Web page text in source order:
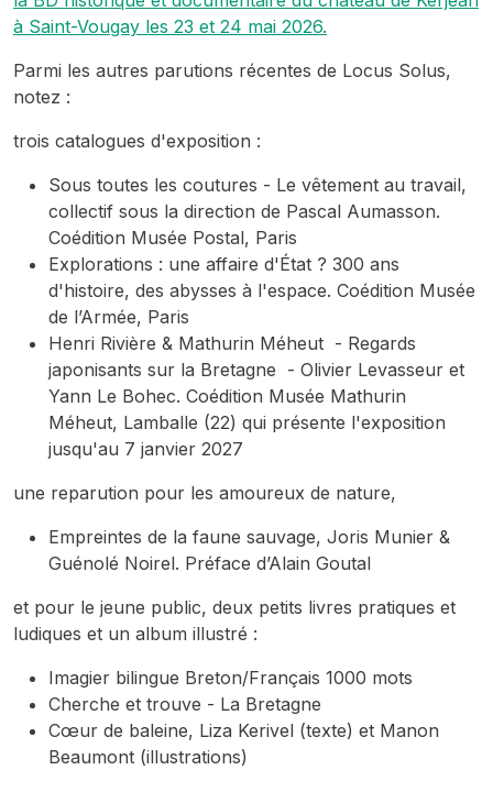
à Saint-Vougay les 23 et 24 mai 2026.
Parmi les autres parutions récentes de Locus Solus,
notez :
trois catalogues d'exposition :
Sous toutes les coutures - Le vêtement au travail,
collectif sous la direction de Pascal Aumasson.
Coédition Musée Postal, Paris
Explorations : une affaire d'État ? 300 ans
d'histoire, des abysses à l'espace. Coédition Musée
de l’Armée, Paris
Henri Rivière & Mathurin Méheut - Regards
japonisants sur la Bretagne - Olivier Levasseur et
Yann Le Bohec. Coédition Musée Mathurin
Méheut, Lamballe (22) qui présente l'exposition
jusqu'au 7 janvier 2027
une reparution pour les amoureux de nature,
Empreintes de la faune sauvage, Joris Munier &
Guénolé Noirel. Préface d’Alain Goutal
et pour le jeune public, deux petits livres pratiques et
ludiques et un album illustré :
Imagier bilingue Breton/Français 1000 mots
Cherche et trouve - La Bretagne
Cœur de baleine, Liza Kerivel (texte) et Manon
Beaumont (illustrations)